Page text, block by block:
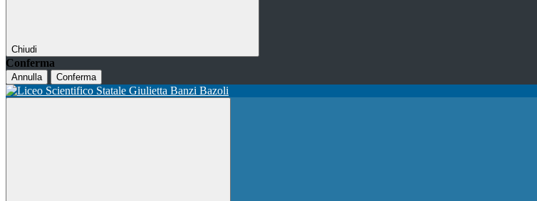
Chiudi
Conferma
Annulla Conferma